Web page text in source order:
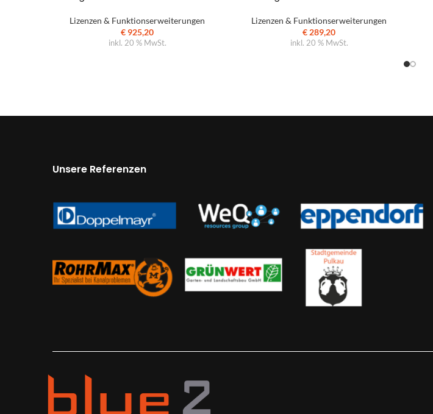
Lizenzen & Funktionserweiterungen
€ 925,20
inkl. 20 % MwSt.
Lizenzen & Funktionserweiterungen
€289,20
inkl. 20 % MwSt.
Unsere Referenzen